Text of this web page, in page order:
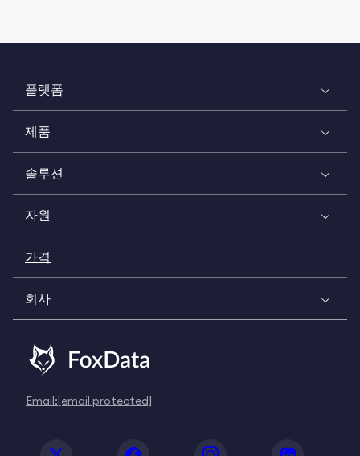
플랫폼
제품
솔루션
자원
가격
회사
Email:[email protected]